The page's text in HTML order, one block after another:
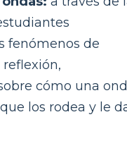
fenómenos de
cómo una
los rodea y le